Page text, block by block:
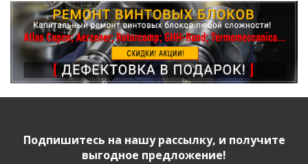
Подпишитесь на нашу рассылку, и получите
выгодное предложение!